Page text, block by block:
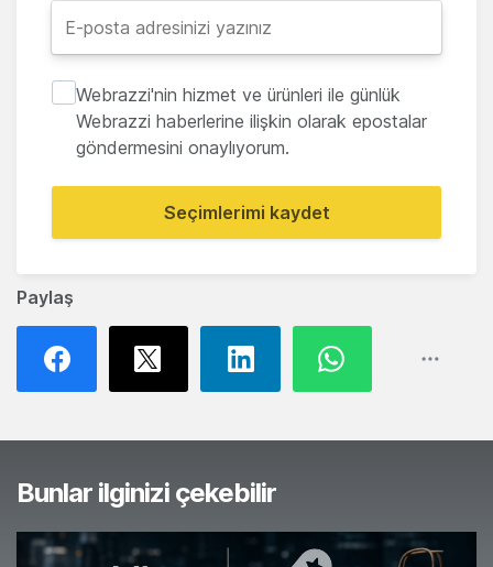
Paylaş
Webrazzi'nin hizmet ve ürünleri ile günlük
Webrazzi haberlerine ilişkin olarak epostalar
göndermesini onaylıyorum.
Seçimlerimi kaydet
Bunlar ilginizi çekebilir